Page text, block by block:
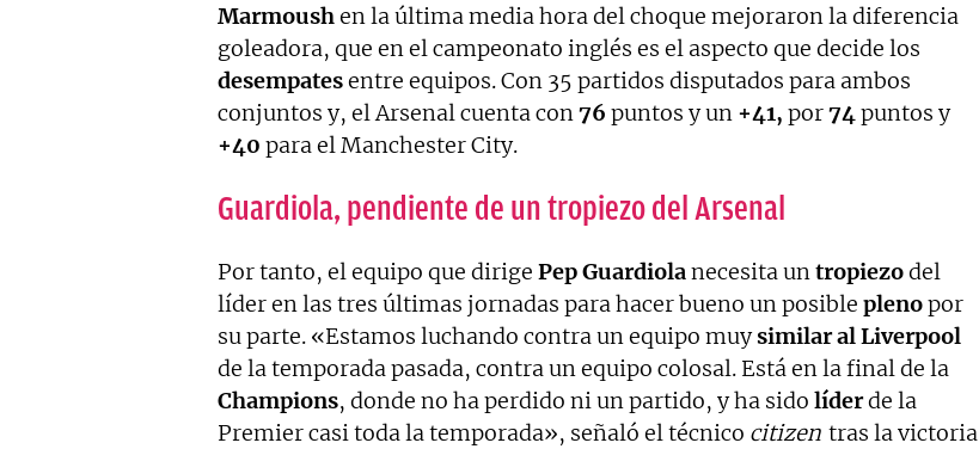
Marmoushen la última media hora del choque mejoraron la diferencia
goleadora, que en el campeonato inglés es el aspecto que decide los
desempatesentre equipos. Con 35 partidos disputados para ambos
conjuntos y, el Arsenal cuenta con76 puntos y un +41, por74puntos y
+40 para el Manchester City.
Guardiola, pendiente de un tropiezo del Arsenal
Por tanto, el equipo que dirige Pep Guardiolanecesita untropiezodel
líder en las tres últimas jornadas para hacer bueno un posible plenopor
su parte. «Estamos luchando contra un equipo muysimilar al Liverpool
de la temporada pasada, contra un equipo colosal. Está en la final de la
Champions, donde no ha perdido ni un partido, y ha sido líderde la
Premier casi toda la temporada», señaló el técnico citizen tras la victoria